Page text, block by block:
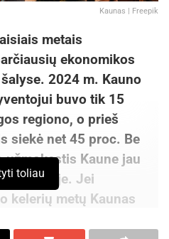
Kaunas | Freepik
metais
ekonomikos
2024 m. Kauno
buvo tik 15
regiono, o prieš
siekė net 45 proc. Be
Kaune jau
sostinėje. Jei
kelerių metų Kaunas
toliau